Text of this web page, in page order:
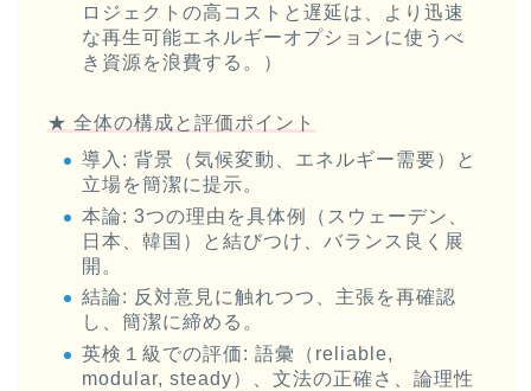
ロジェクトの高コストと遅延は、より迅速
な再生可能エネルギーオプションに使うべ
き資源を浪費する。）
★ 全体の構成と評価ポイント
導入 : 背景（気候変動、エネルギー需要）と
立場を簡潔に提示。
本論: 3つの理由を具体例（スウェーデン、
日本、韓国）と結びつけ、バランス良く展
開。
結論: 反対意見に触れつつ、主張を再確認
し、簡潔に締める。
英検１級での評価: 語彙（reliable,
modular, steady）、文法の正確さ、論理性